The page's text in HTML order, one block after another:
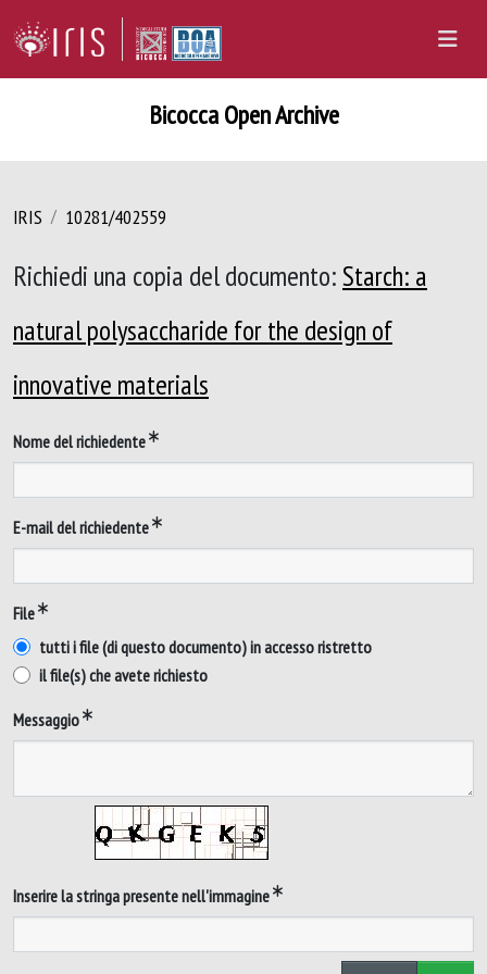
Bicocca Open Archive
IRIS 10281/402559
Richiedi una copia del documento:Starch: a
natural polysaccharide for the design of
innovative materials
Nome del richiedente
E-mail del richiedente
File
tutti i file (di questo documento) in accesso ristretto
il file(s) che avete richiesto
Messaggio
Inserire la stringa presente nell'immagine